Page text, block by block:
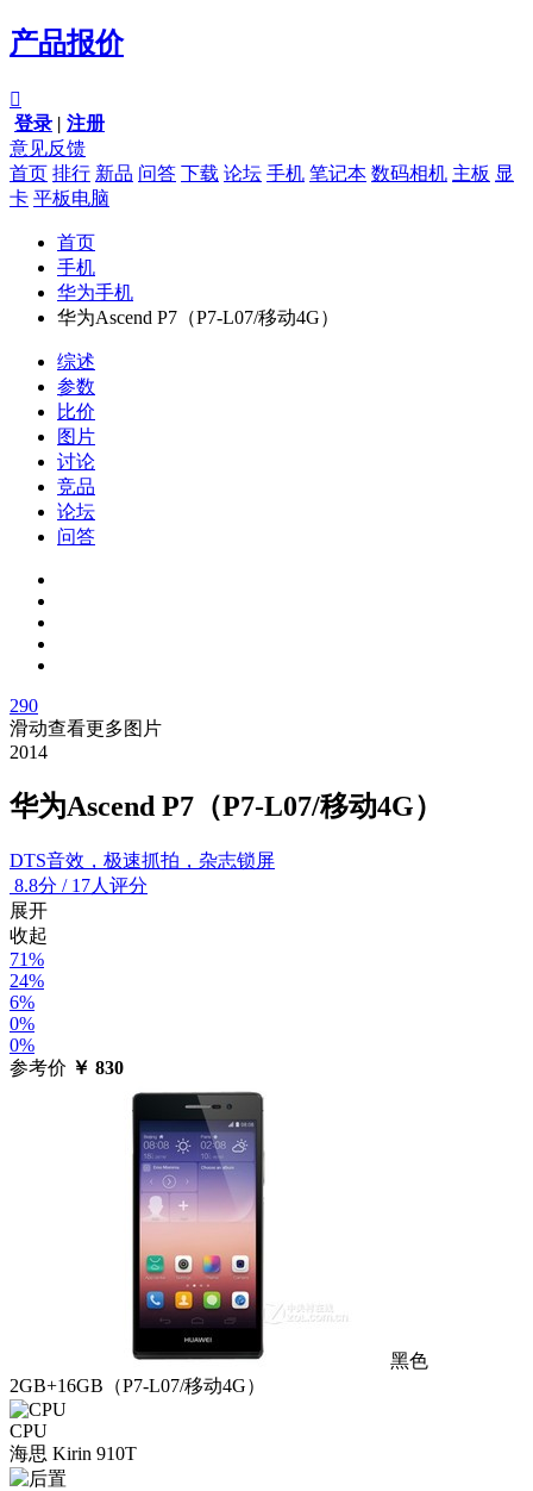
产品报价

登录 | 注册
意见反馈
首页 排行 新品 问答 下载 论坛 手机 笔记本 数码相机 主板 显
卡 平板电脑
首页
手机
华为手机
华为Ascend P7（P7-L07/移动4G）
综述
参数
比价
图片
讨论
竞品
论坛
问答
290
滑动查看更多图片
2014
华为Ascend P7（P7-L07/移动4G）
DTS音效，极速抓拍，杂志锁屏
8.8分 / 17人评分
展开
收起
71%
24%
6%
0%
0%
参考价 ￥ 830
黑色
2GB+16GB（P7-L07/移动4G）
CPU
海思 Kirin 910T